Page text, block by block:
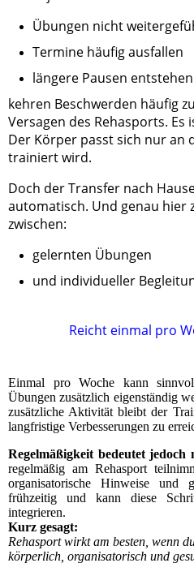
Übungen nicht
Termine häufig ausfallen
längere Pausen entstehen
kehren Beschwerden häufig
Versagen des Rehasports. Es
Der Körper passt sich nur an
trainiert wird.
Doch der Transfer nach
automatisch. Und genau hier
zwischen:
gelernten Übungen
und individueller
Reicht einmal pro
Einmal pro Woche kann
Übungen zusätzlich eigenständig
zusätzliche Aktivität bleibt der
langfristige Verbesserungen zu
Regelmäßigkeit bedeutet
regelmäßig am Rehasport
organisatorische Hinweise und
frühzeitig und kann diese
integrieren.
Kurz gesagt:
Rehasport wirkt am besten, wenn
körperlich, organisatorisch und